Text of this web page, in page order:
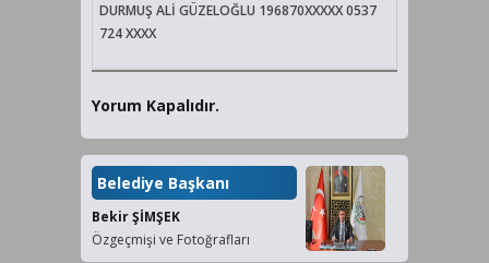
DURMUŞ ALİ GÜZELOĞLU 196870XXXXX 0537
724 XXXX
Yorum Kapalıdır.
Belediye Başkanı
Bekir ŞİMŞEK
Özgeçmişi ve Fotoğrafları